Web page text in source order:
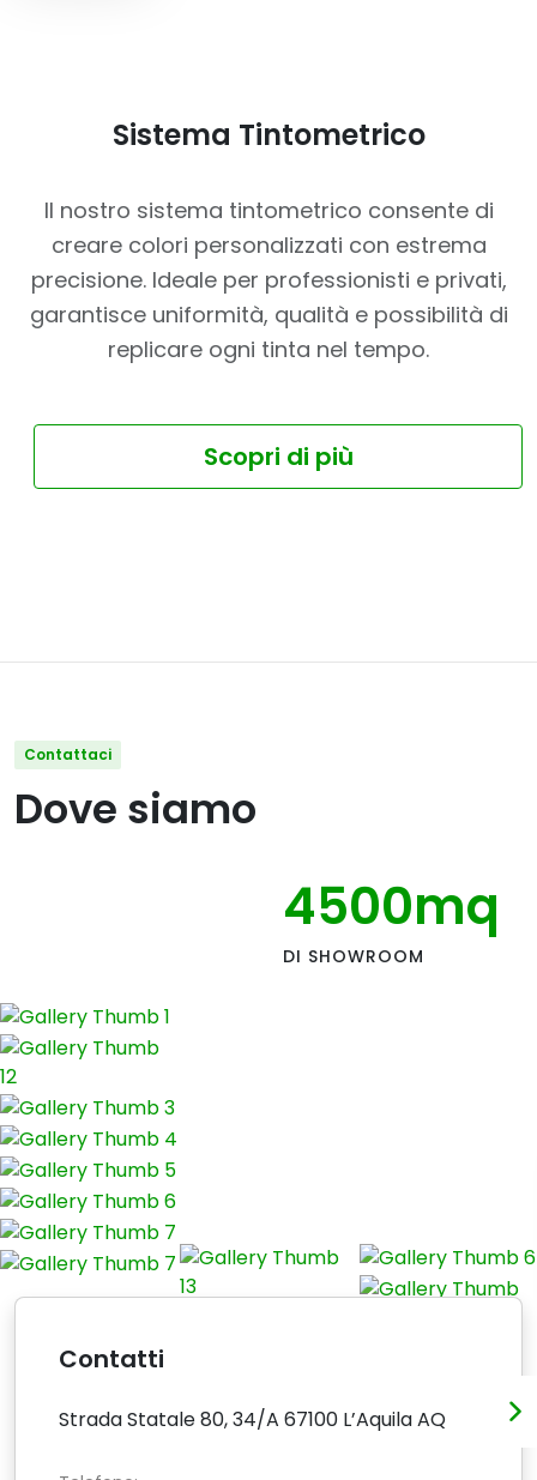
Sistema Tintometrico
Il nostro sistema tintometrico consente di
creare colori personalizzati con estrema
precisione. Ideale per professionisti e privati,
garantisce uniformità, qualità e possibilità di
replicare ogni tinta nel tempo.
Scopri di più
Contattaci
Dove siamo
4500mq
DI SHOWROOM
Contatti
Strada Statale 80, 34/A 67100 L’Aquila AQ